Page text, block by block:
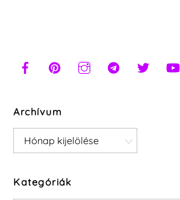
Archívum
Archívum
Kategóriák